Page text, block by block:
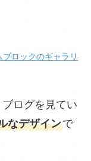
ロックのギャラリ
ログを見てい
なデザインで